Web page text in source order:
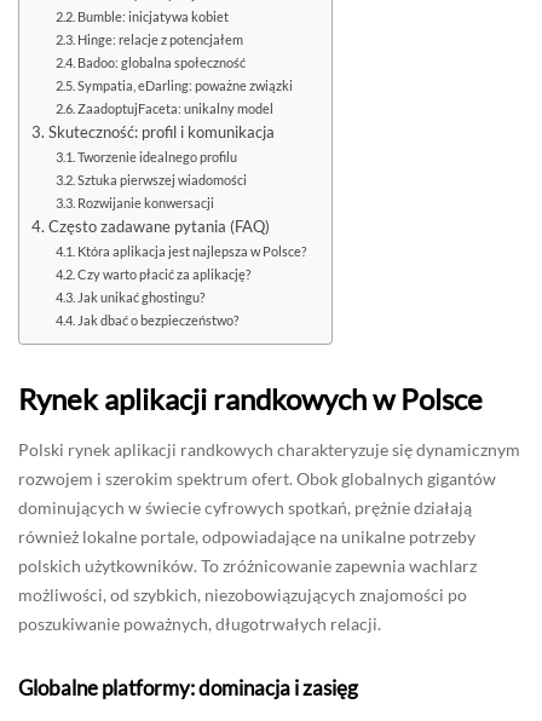
Bumble: inicjatywa kobiet
Hinge: relacje z potencjałem
Badoo: globalna społeczność
Sympatia, eDarling: poważne związki
ZaadoptujFaceta: unikalny model
Skuteczność: profil i komunikacja
Tworzenie idealnego profilu
Sztuka pierwszej wiadomości
Rozwijanie konwersacji
Często zadawane pytania (FAQ)
Która aplikacja jest najlepsza w Polsce?
Czy warto płacić za aplikację?
Jak unikać ghostingu?
Jak dbać o bezpieczeństwo?
Rynek aplikacji randkowych w Polsce
Polski rynek aplikacji randkowych charakteryzuje się dynamicznym
rozwojem i szerokim spektrum ofert. Obok globalnych gigantów
dominujących w świecie cyfrowych spotkań, prężnie działają
również lokalne portale, odpowiadające na unikalne potrzeby
polskich użytkowników. To zróżnicowanie zapewnia wachlarz
możliwości, od szybkich, niezobowiązujących znajomości po
poszukiwanie poważnych, długotrwałych relacji.
Globalne platformy: dominacja i zasięg